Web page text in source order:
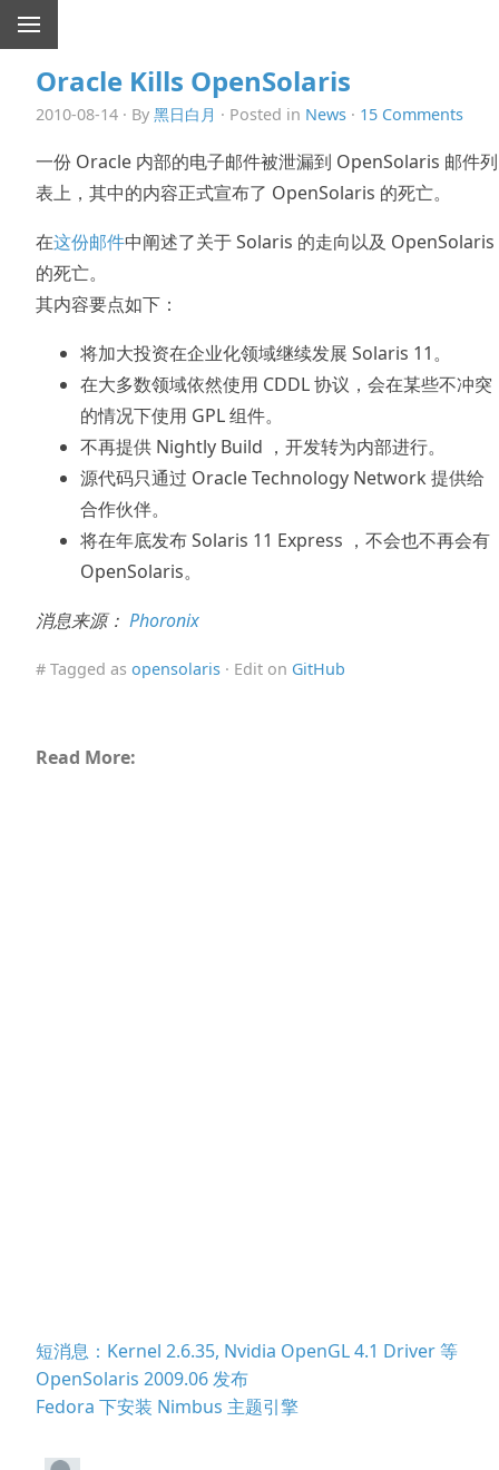
Oracle Kills OpenSolaris
2010-08-14 · By 黑日白月 · Posted in News · 15 Comments
一份 Oracle 内部的电子邮件被泄漏到 OpenSolaris 邮件列
表上，其中的内容正式宣布了 OpenSolaris 的死亡。
在这份邮件中阐述了关于 Solaris 的走向以及 OpenSolaris
的死亡。
其内容要点如下：
将加大投资在企业化领域继续发展 Solaris 11。
在大多数领域依然使用 CDDL 协议，会在某些不冲突
的情况下使用 GPL 组件。
不再提供 Nightly Build ，开发转为内部进行。
源代码只通过 Oracle Technology Network 提供给
合作伙伴。
将在年底发布 Solaris 11 Express ，不会也不再会有
OpenSolaris。
消息来源： Phoronix
# Tagged as opensolaris · Edit on GitHub
Read More:
短消息：Kernel 2.6.35, Nvidia OpenGL 4.1 Driver 等
OpenSolaris 2009.06 发布
Fedora 下安装 Nimbus 主题引擎